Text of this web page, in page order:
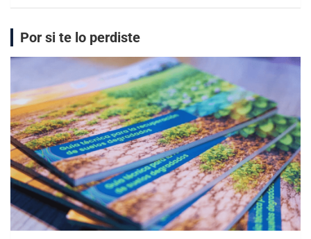
Por si te lo perdiste